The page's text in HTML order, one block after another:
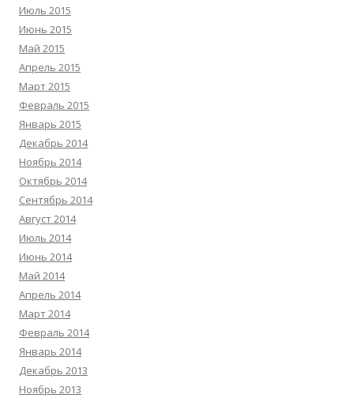
Июль 2015
Июнь 2015
Май 2015
Апрель 2015
Март 2015
Февраль 2015
Январь 2015
Декабрь 2014
Ноябрь 2014
Октябрь 2014
Сентябрь 2014
Август 2014
Июль 2014
Июнь 2014
Май 2014
Апрель 2014
Март 2014
Февраль 2014
Январь 2014
Декабрь 2013
Ноябрь 2013